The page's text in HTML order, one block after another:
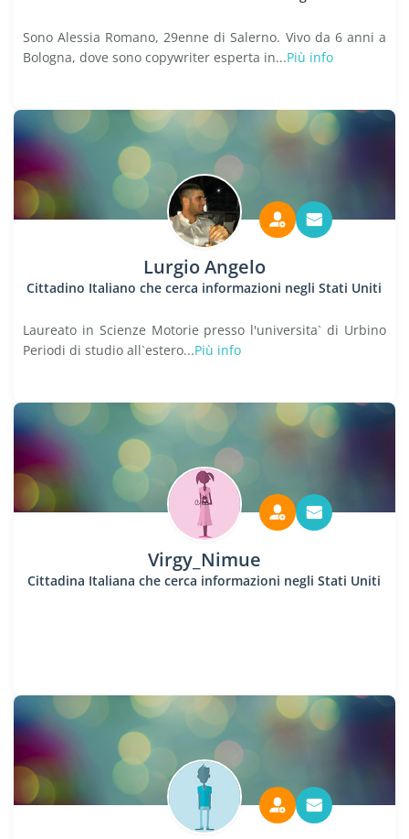
Sono Alessia Romano, 29enne di Salerno. Vivo da 6 anni a
Bologna, dove sono copywriter esperta in...Più info
Lurgio Angelo
Cittadino Italiano che cerca informazioni negli Stati Uniti
Laureato in Scienze Motorie presso l'universita` di Urbino
Periodi di studio all`estero...Più info
Virgy_Nimue
Cittadina Italiana che cerca informazioni negli Stati Uniti